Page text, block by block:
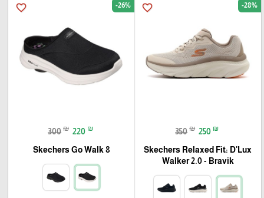
favorite_border -28%
350 ₪ 250 ₪
Skechers Relaxed Fit: D'Lux
Walker 2.0 - Bravik
favorite_border -26%
300 ₪ 220 ₪
Skechers Go Walk 8